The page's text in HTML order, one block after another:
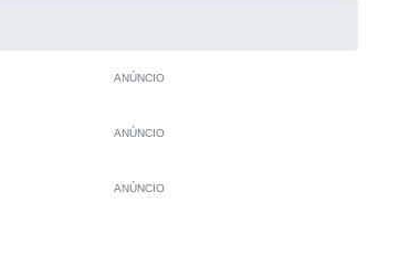
ANÚNCIO
ANÚNCIO
ANÚNCIO